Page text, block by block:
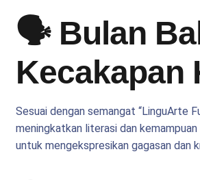
🗣️ Bulan
Kecakapan
Sesuai dengan semangat “LinguArte
meningkatkan literasi dan
untuk mengekspresikan gagasan dan